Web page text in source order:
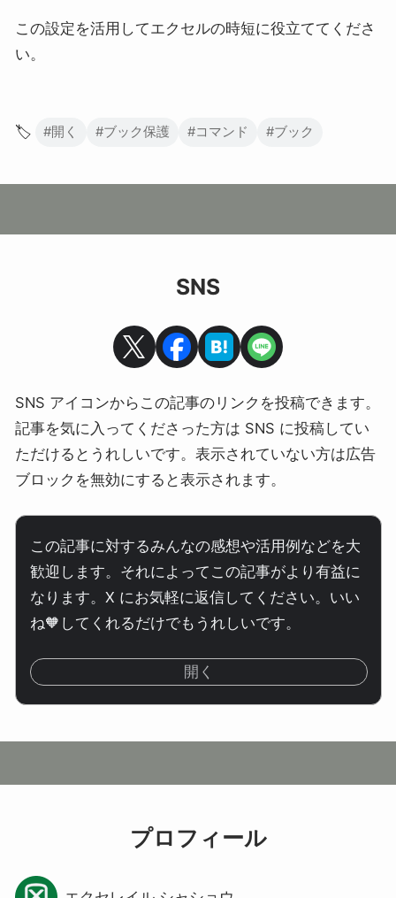
この設定を活用してエクセルの時短に役立ててくださ
い。
🏷️ #開く #ブック保護 #コマンド #ブック
SNS
SNS アイコンからこの記事のリンクを投稿できます。
記事を気に入ってくださった方は SNS に投稿してい
ただけるとうれしいです。表示されていない方は広告
ブロックを無効にすると表示されます。
この記事に対するみんなの感想や活用例などを大
歓迎します。それによってこの記事がより有益に
なります。X にお気軽に返信してください。いい
ね🧡してくれるだけでもうれしいです。
開く
プロフィール